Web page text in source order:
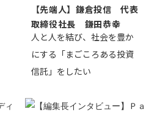
【先端人】鎌倉投信 代表
取締役社長 鎌田恭幸
人と人を結び、社会を豊か
にする「まごころある投資
信託」をしたい